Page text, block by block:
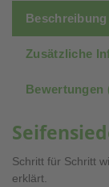
Beschreibung
Zusätzliche
Bewertungen
Schritt für Schritt
erklärt.